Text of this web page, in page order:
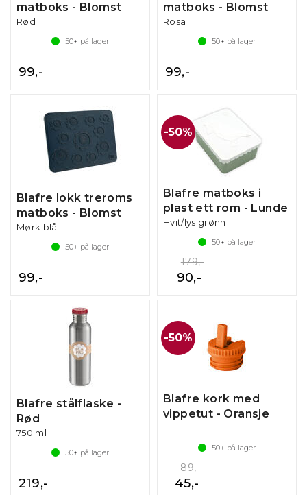
matboks - Blomst
Rød
50+ på lager
99,-
matboks - Blomst
Rosa
50+ på lager
99,-
Blafre lokk treroms
matboks - Blomst
Mørk blå
50+ på lager
99,-
50%
Blafre matboks i
plast ett rom - Lunde
Hvit/lys grønn
50+ på lager
179,-
90,-
Blafre stålflaske -
Rød
750 ml
50+ på lager
219,-
50%
Blafre kork med
vippetut - Oransje
50+ på lager
89,-
45,-